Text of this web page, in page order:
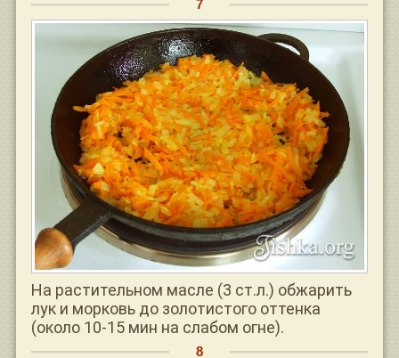
На растительном масле (3 ст.л.) обжарить
лук и морковь до золотистого оттенка
(около 10-15 мин на слабом огне).